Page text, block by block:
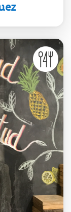
Ruete
sus
cocina
Petit
y